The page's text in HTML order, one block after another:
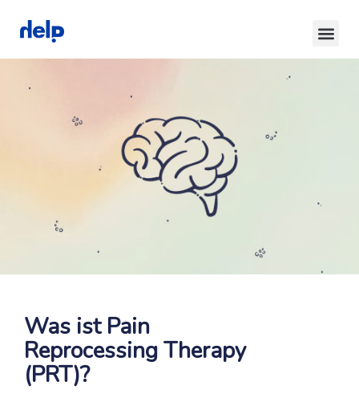
Was ist Pain
Reprocessing Therapy
(PRT)?